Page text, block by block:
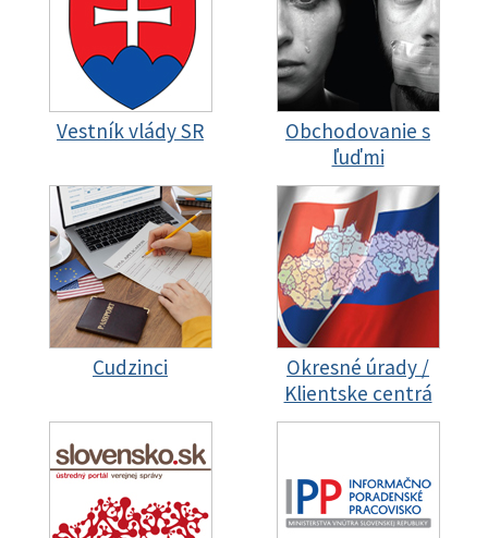
Vestník vlády SR
Obchodovanie s
ľuďmi
Cudzinci
Okresné úrady /
Klientske centrá